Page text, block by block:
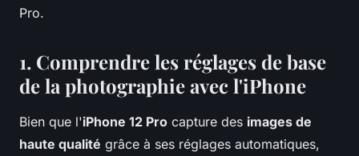
Pro.
1. Comprendre les réglages de base
de la photographie avec l'iPhone
Bien que l'iPhone 12 Pro capture des images de
haute qualité grâce à ses réglages automatiques,